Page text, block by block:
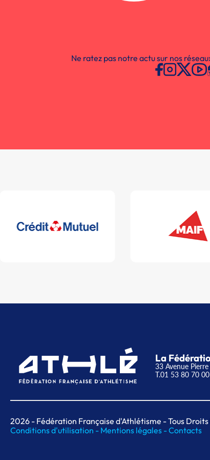
Ne ratez pas notre actu sur nos
La
33 Avenue
T.01 53 80 70 00
2026 - Fédération Française d'Athlétisme - Tous Droits
Conditions d'utilisation - Mentions légales -Contacts